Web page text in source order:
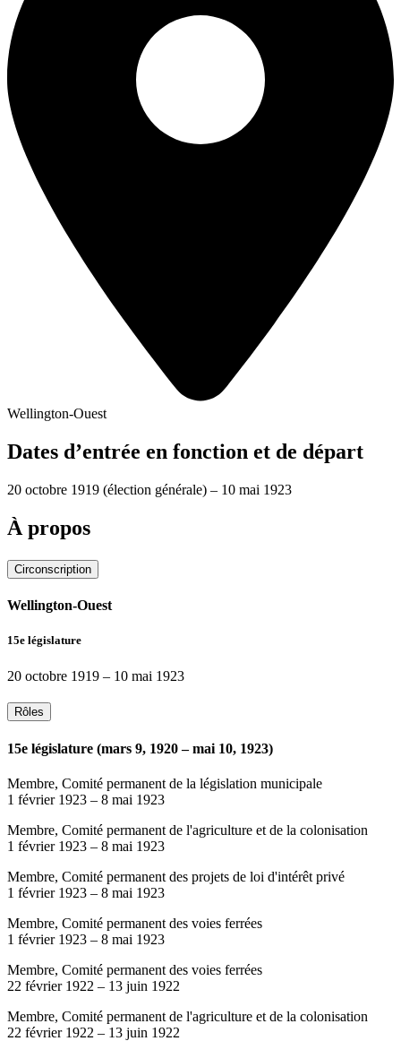
Wellington-Ouest
Dates d’entrée en fonction et de départ
20 octobre 1919 (élection générale) – 10 mai 1923
À propos
Circonscription
Wellington-Ouest
15e législature
20 octobre 1919 – 10 mai 1923
Rôles
15e législature (mars 9, 1920 – mai 10, 1923)
Membre, Comité permanent de la législation municipale
1 février 1923 – 8 mai 1923
Membre, Comité permanent de l'agriculture et de la colonisation
1 février 1923 – 8 mai 1923
Membre, Comité permanent des projets de loi d'intérêt privé
1 février 1923 – 8 mai 1923
Membre, Comité permanent des voies ferrées
1 février 1923 – 8 mai 1923
Membre, Comité permanent des voies ferrées
22 février 1922 – 13 juin 1922
Membre, Comité permanent de l'agriculture et de la colonisation
22 février 1922 – 13 juin 1922